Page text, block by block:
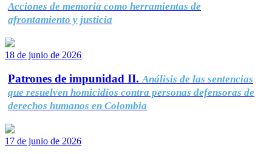
Acciones de memoria como herramientas de
afrontamiento y justicia
18 de junio de 2026
Patrones de impunidad II. Análisis de las sentencias
que resuelven homicidios contra personas defensoras de
derechos humanos en Colombia
17 de junio de 2026